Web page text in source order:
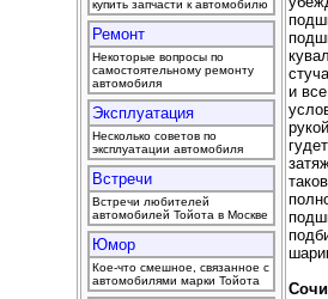
и
купить запчасти к автомобилю
Ремонт
Некоторые вопросы по
самостоятельному ремонту
автомобиля
Эксплуатация
Несколько советов по
эксплуатации автомобиля
Встречи
Встречи любителей
автомобилей Тойота в Москве
Юмор
Кое-что смешное, связанное с
автомобилями марки Тойота